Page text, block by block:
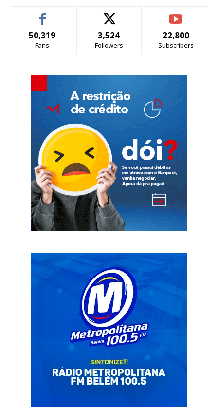
50,319
Fans
3,524
Followers
22,800
Subscribers